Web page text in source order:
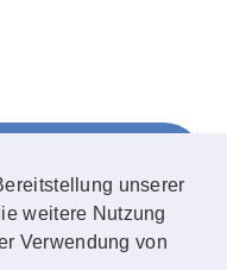
unserer
weitere Nutzung
Verwendung von